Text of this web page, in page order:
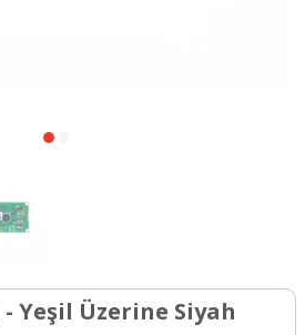
- Yeşil Üzerine Siyah